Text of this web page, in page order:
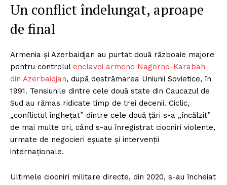
Un conflict îndelungat, aproape
de final
Armenia și Azerbaidjan au purtat două războaie majore
pentru controlul enclavei armene Nagorno-Karabah
din Azerbaidjan, după destrămarea Uniunii Sovietice, în
1991. Tensiunile dintre cele două state din Caucazul de
Sud au rămas ridicate timp de trei decenii. Ciclic,
„conflictul înghețat” dintre cele două țări s-a „încălzit”
de mai multe ori, când s-au înregistrat ciocniri violente,
urmate de negocieri eșuate și intervenții
internaționale.
Ultimele ciocniri militare directe, din 2020, s-au încheiat